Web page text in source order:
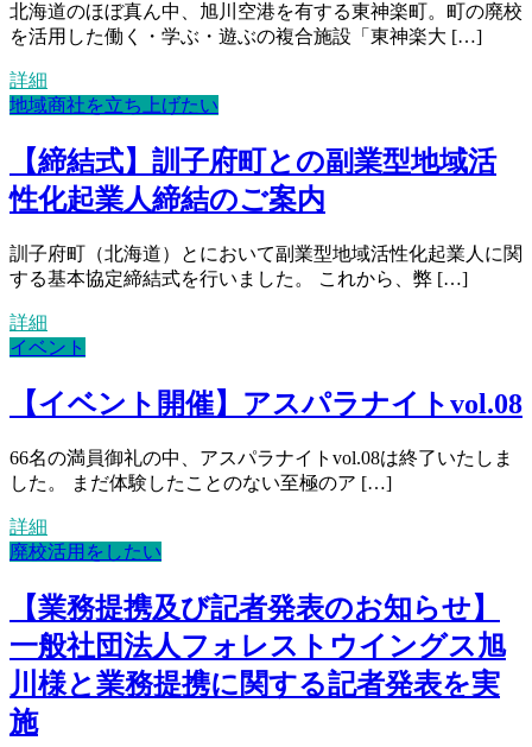
北海道のほぼ真ん中、旭川空港を有する東神楽町。町の廃校
を活用した働く・学ぶ・遊ぶの複合施設「東神楽大 […]
詳細
地域商社を立ち上げたい
【締結式】訓子府町との副業型地域活
性化起業人締結のご案内
訓子府町（北海道）とにおいて副業型地域活性化起業人に関
する基本協定締結式を行いました。 これから、弊 […]
詳細
イベント
【イベント開催】アスパラナイトvol.08
66名の満員御礼の中、アスパラナイトvol.08は終了いたしま
した。 まだ体験したことのない至極のア […]
詳細
廃校活用をしたい
【業務提携及び記者発表のお知らせ】
一般社団法人フォレストウイングス旭
川様と業務提携に関する記者発表を実
施